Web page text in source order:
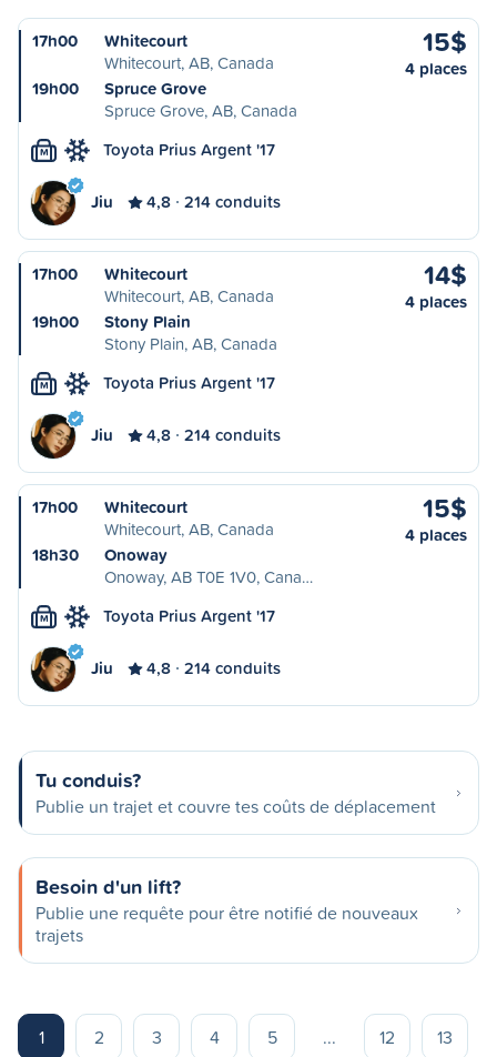
17h00
Whitecourt
Whitecourt, AB, Canada
19h00
Spruce Grove
Spruce Grove, AB, Canada
15$
4 places
M Toyota Prius Argent '17
Jiu 4,8 214 conduits
17h00
Whitecourt
Whitecourt, AB, Canada
19h00
Stony Plain
Stony Plain, AB, Canada
14$
4 places
M Toyota Prius Argent '17
Jiu 4,8 214 conduits
17h00
Whitecourt
Whitecourt, AB, Canada
18h30
Onoway
Onoway, AB T0E 1V0, Cana…
15$
4 places
M Toyota Prius Argent '17
Jiu 4,8 214 conduits
Tu conduis?
Publie un trajet et couvre tes coûts de déplacement
Besoin d'un lift?
Publie une requête pour être notifié de nouveaux
trajets
1 2 3 4 5 ... 12 13